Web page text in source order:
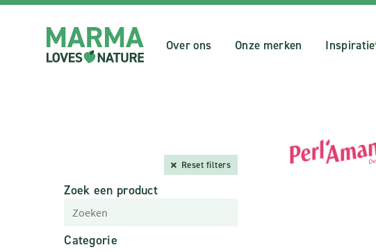
Over ons Onze merken Inspiratie
Reset filters
Zoek een product
Categorie